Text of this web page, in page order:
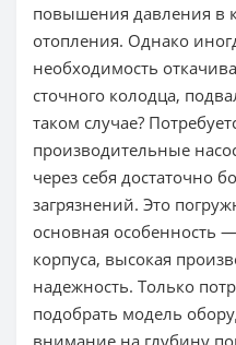
повышения давления в
отопления. Однако
необходимость
сточного колодца,
таком случае?
производительные
через себя достаточно
загрязнений. Это
основная особенность
корпуса, высокая
надежность. Только
подобрать модель
внимание на глубину